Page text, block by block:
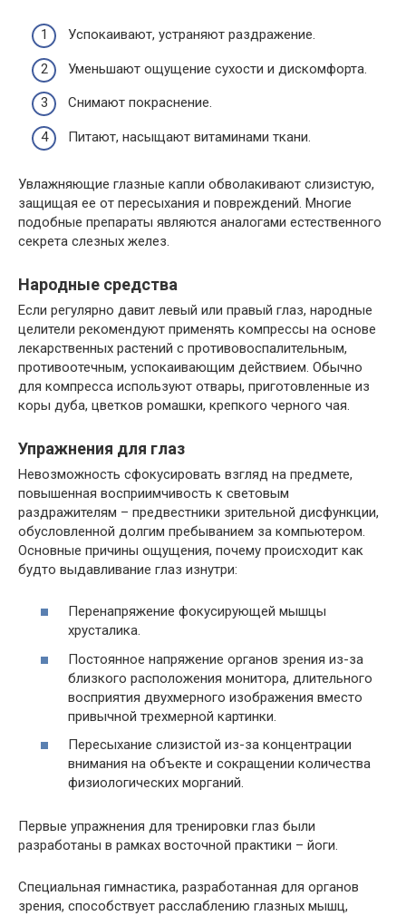
Успокаивают, устраняют раздражение.
Уменьшают ощущение сухости и дискомфорта.
Снимают покраснение.
Питают, насыщают витаминами ткани.
Увлажняющие глазные капли обволакивают слизистую,
защищая ее от пересыхания и повреждений. Многие
подобные препараты являются аналогами естественного
секрета слезных желез.
Народные средства
Если регулярно давит левый или правый глаз, народные
целители рекомендуют применять компрессы на основе
лекарственных растений с противовоспалительным,
противоотечным, успокаивающим действием. Обычно
для компресса используют отвары, приготовленные из
коры дуба, цветков ромашки, крепкого черного чая.
Упражнения для глаз
Невозможность сфокусировать взгляд на предмете,
повышенная восприимчивость к световым
раздражителям – предвестники зрительной дисфункции,
обусловленной долгим пребыванием за компьютером.
Основные причины ощущения, почему происходит как
будто выдавливание глаз изнутри:
Перенапряжение фокусирующей мышцы
хрусталика.
Постоянное напряжение органов зрения из-за
близкого расположения монитора, длительного
восприятия двухмерного изображения вместо
привычной трехмерной картинки.
Пересыхание слизистой из-за концентрации
внимания на объекте и сокращении количества
физиологических морганий.
Первые упражнения для тренировки глаз были
разработаны в рамках восточной практики – йоги.
Специальная гимнастика, разработанная для органов
зрения, способствует расслаблению глазных мышц,